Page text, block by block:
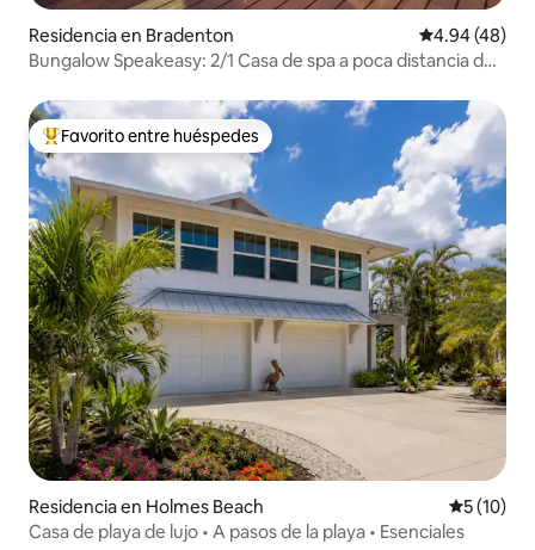
Residencia en Bradenton Calificación
4.94 (48)
Bungalow Speakeasy: 2/1 Casa de spa a poca distancia del
De los mejores en Favorito entre huéspedes
Favorito entre huéspedes
Residencia en Holmes Beach
5 (10)
Casa de playa de lujo • A pasos de la playa • Esenciales